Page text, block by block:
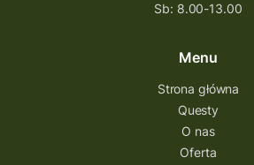
Sb: 8.00-13.00
Menu
Strona główna
Questy
O nas
Oferta